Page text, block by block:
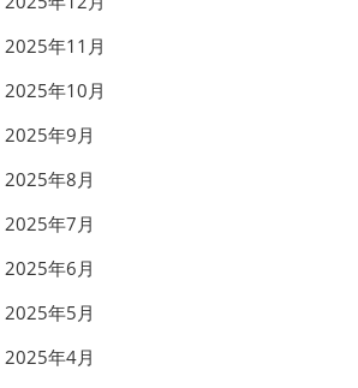
2025年11月
2025年10月
2025年9月
2025年8月
2025年7月
2025年6月
2025年5月
2025年4月